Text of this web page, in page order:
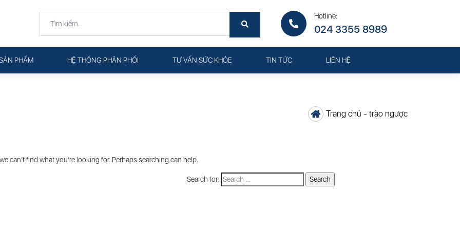
Hotline:
024 3355 8989
PHẨM HỆ THỐNG PHÂN PHỐI TƯ VẤN SỨC KHỎE TIN TỨC LIÊN HỆ
Trang chủ - trào ngược
can’t find what you’re looking for. Perhaps searching can help.
Search for: